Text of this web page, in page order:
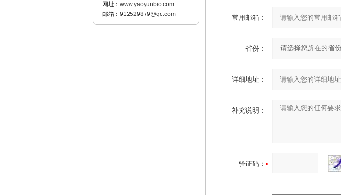
网址： www.yaoyunbio.com
邮箱： 912529879@qq.com 常用邮箱：
省份：
详细地址：
补充说明：
验证码：